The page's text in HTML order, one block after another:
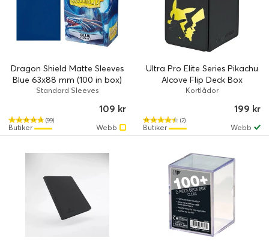
Dragon Shield Matte Sleeves
Blue 63x88 mm (100 in box)
Standard Sleeves
(99)
109 kr
Webb
Butiker
Ultra Pro Elite Series Pikachu
Alcove Flip Deck Box
Kortlådor
(2)
199 kr
Webb
Butiker